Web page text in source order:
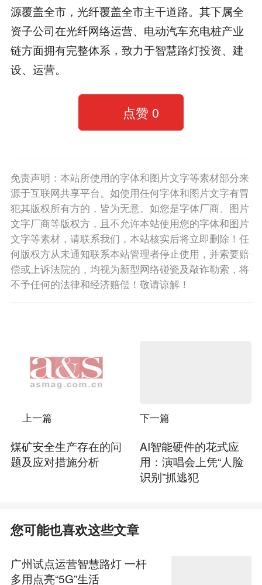
源覆盖全市，光纤覆盖全市主干道路。其下属全
资子公司在光纤网络运营、电动汽车充电桩产业
链方面拥有完整体系，致力于智慧路灯投资、建
设、运营。
点赞 0
免责声明：本站所使用的字体和图片文字等素材部分来
源于互联网共享平台。如使用任何字体和图片文字有冒
犯其版权所有方的，皆为无意。如您是字体厂商、图片
文字厂商等版权方，且不允许本站使用您的字体和图片
文字等素材，请联系我们，本站核实后将立即删除！任
何版权方从未通知联系本站管理者停止使用，并索要赔
偿或上诉法院的，均视为新型网络碰瓷及敲诈勒索，将
不予任何的法律和经济赔偿！敬请谅解！
上一篇
煤矿安全生产存在的问
题及应对措施分析
下一篇
AI智能硬件的花式应
用：演唱会上凭“人脸
识别”抓逃犯
您可能也喜欢这些文章
广州试点运营智慧路灯 一杆
多用点亮“5G”生活